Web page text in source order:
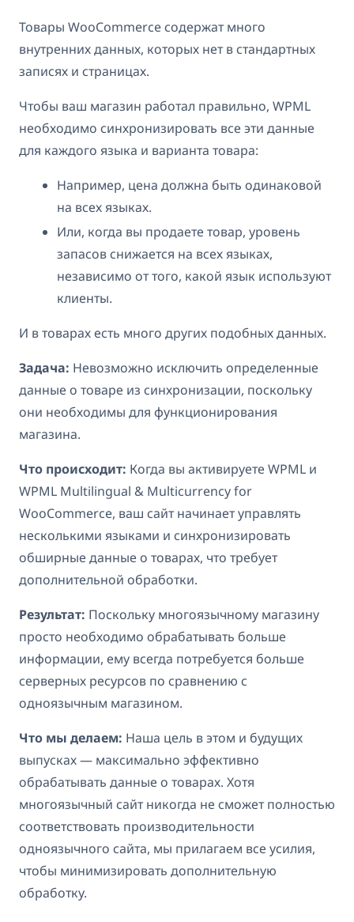
Товары WooCommerce содержат много
внутренних данных, которых нет в стандартных
записях и страницах.
Чтобы ваш магазин работал правильно, WPML
необходимо синхронизировать все эти данные
для каждого языка и варианта товара:
Например, цена должна быть одинаковой
на всех языках.
Или, когда вы продаете товар, уровень
запасов снижается на всех языках,
независимо от того, какой язык используют
клиенты.
И в товарах есть много других подобных данных.
Задача: Невозможно исключить определенные
данные о товаре из синхронизации, поскольку
они необходимы для функционирования
магазина.
Что происходит: Когда вы активируете WPML и
WPML Multilingual & Multicurrency for
WooCommerce, ваш сайт начинает управлять
несколькими языками и синхронизировать
обширные данные о товарах, что требует
дополнительной обработки.
Результат: Поскольку многоязычному магазину
просто необходимо обрабатывать больше
информации, ему всегда потребуется больше
серверных ресурсов по сравнению с
одноязычным магазином.
Что мы делаем: Наша цель в этом и будущих
выпусках — максимально эффективно
обрабатывать данные о товарах. Хотя
многоязычный сайт никогда не сможет полностью
соответствовать производительности
одноязычного сайта, мы прилагаем все усилия,
чтобы минимизировать дополнительную
обработку.